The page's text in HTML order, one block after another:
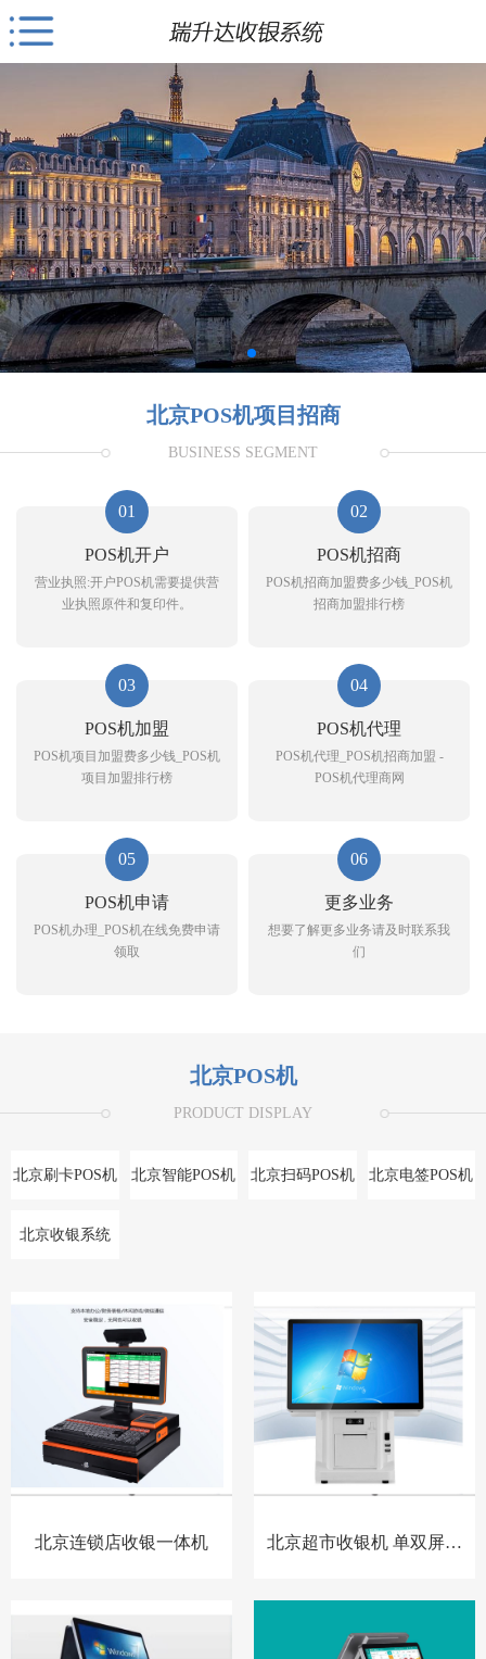
北京POS机项目招商
BUSINESS SEGMENT
01
POS机开户
营业执照:开户POS机需要提供营
业执照原件和复印件。
02
POS机招商
POS机招商加盟费多少钱_POS机
招商加盟排行榜
03
POS机加盟
POS机项目加盟费多少钱_POS机
项目加盟排行榜
04
POS机代理
POS机代理_POS机招商加盟 -
POS机代理商网
05
POS机申请
POS机办理_POS机在线免费申请
领取
06
更多业务
想要了解更多业务请及时联系我
们
北京POS机
PRODUCT DISPLAY
北京刷卡POS机 北京智能POS机 北京扫码POS机 北京电签POS机
北京收银系统
北京连锁店收银一体机
北京超市收银机 单双屏幕